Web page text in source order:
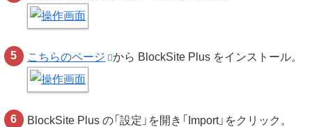
こちらのページ から BlockSite Plus をインストール。
BlockSite Plus の「設定」を開き「Import」をクリック。